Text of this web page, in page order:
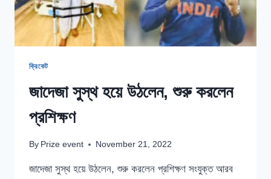
ক্রিকেট
জাদেজা সুস্থ হয়ে উঠলেন, শুরু করলেন
প্রশিক্ষণ
By Prize event November 21, 2022
জাদেজা সুস্থ হয়ে উঠলেন, শুরু করলেন প্রশিক্ষণ সংযুক্ত আরব